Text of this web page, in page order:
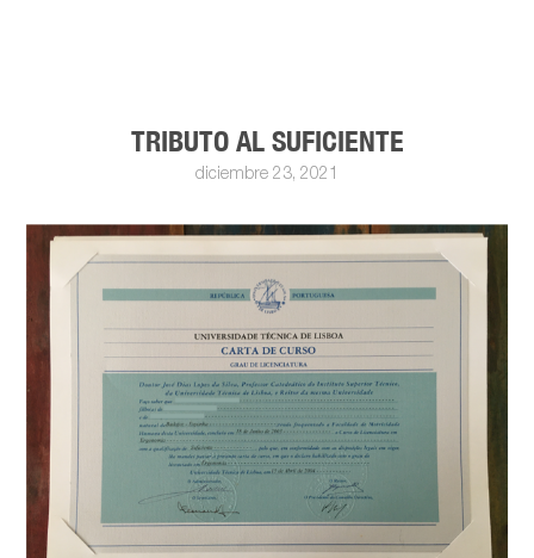
TRIBUTO AL SUFICIENTE
diciembre 23, 2021